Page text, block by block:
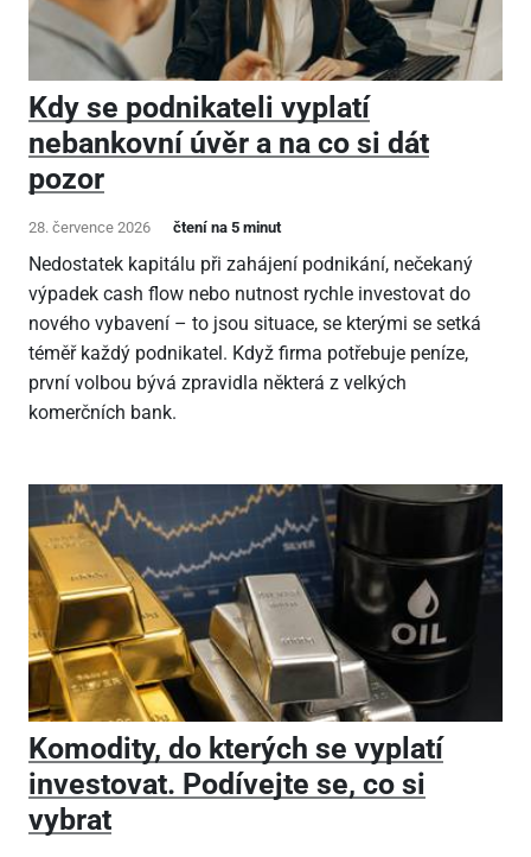
Kdy se podnikateli vyplatí
nebankovní úvěr a na co si dát
pozor
28. července 2026 čtení na 5 minut
Nedostatek kapitálu při zahájení podnikání, nečekaný
výpadek cash flow nebo nutnost rychle investovat do
nového vybavení – to jsou situace, se kterými se setká
téměř každý podnikatel. Když firma potřebuje peníze,
první volbou bývá zpravidla některá z velkých
komerčních bank.
Komodity, do kterých se vyplatí
investovat. Podívejte se, co si
vybrat